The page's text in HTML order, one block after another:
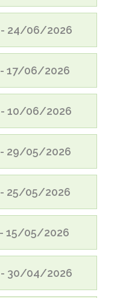
- 24/06/2026
- 17/06/2026
- 10/06/2026
- 29/05/2026
- 25/05/2026
- 15/05/2026
- 30/04/2026